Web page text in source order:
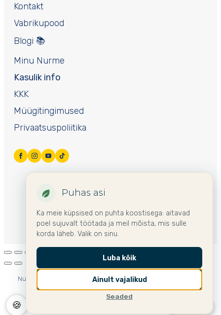
Kasulik info
KKK
Müügitingimused
Privaatsuspoliitika
Kontakt
Vabrikupood
Blogi 📚
Minu Nurme
Puhas asi
Ka meie küpsised on puhta koostisega: aitavad
poel sujuvalt töötada ja meil mõista, mis sulle
korda läheb. Valik on sinu.
Ainult vajalikud
Seaded
Luba kõik
🍪
Nurme mujal Euroopas: 🌍 International
🇫🇮 Suomi
🇸🇪 Sverige 🇱🇻 Latvija
🇱🇹 Lietuva